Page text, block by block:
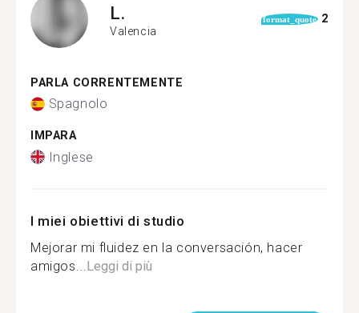
L.
Valencia
format_quote 2
PARLA CORRENTEMENTE
Spagnolo
IMPARA
Inglese
I miei obiettivi di studio
Mejorar mi fluidez en la conversación, hacer
amigos... Leggi di più